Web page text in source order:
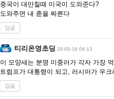
중국이 대만칠때 미국이 도와준다?
도와주면 내 졷을 짜른다
답글
티리온영초딩 26-05-16 06:13
이 모양새는 분명 미중러가 각자 가장
트럼프가 대통령이 되고, 러시아가 우
답글